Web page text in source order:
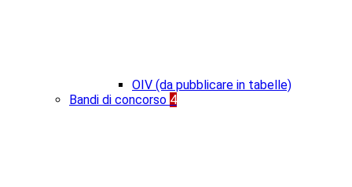
OIV (da pubblicare in tabelle)
Bandi di concorso 4